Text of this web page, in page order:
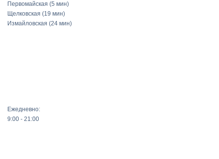
Первомайская (5 мин)
Щелковская (19 мин)
Измайловская (24 мин)
Ежедневно:
9:00 - 21:00